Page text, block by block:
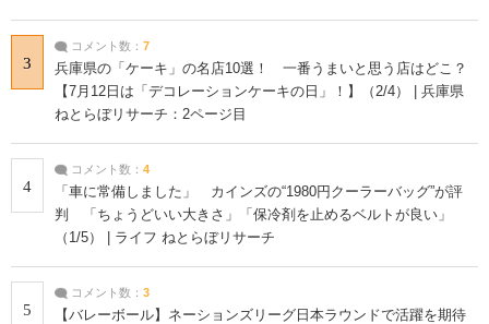
3
コメント数： 7
兵庫県の「ケーキ」の名店10選！ 一番うまいと思う店はどこ？
【7月12日は「デコレーションケーキの日」！】（2/4） | 兵庫県
ねとらぼリサーチ：2ページ目
4
コメント数： 4
「車に常備しました」 カインズの“1980円クーラーバッグ”が評
判 「ちょうどいい大きさ」「保冷剤を止めるベルトが良い」
（1/5） | ライフ ねとらぼリサーチ
5
コメント数： 3
【バレーボール】ネーションズリーグ日本ラウンドで活躍を期待